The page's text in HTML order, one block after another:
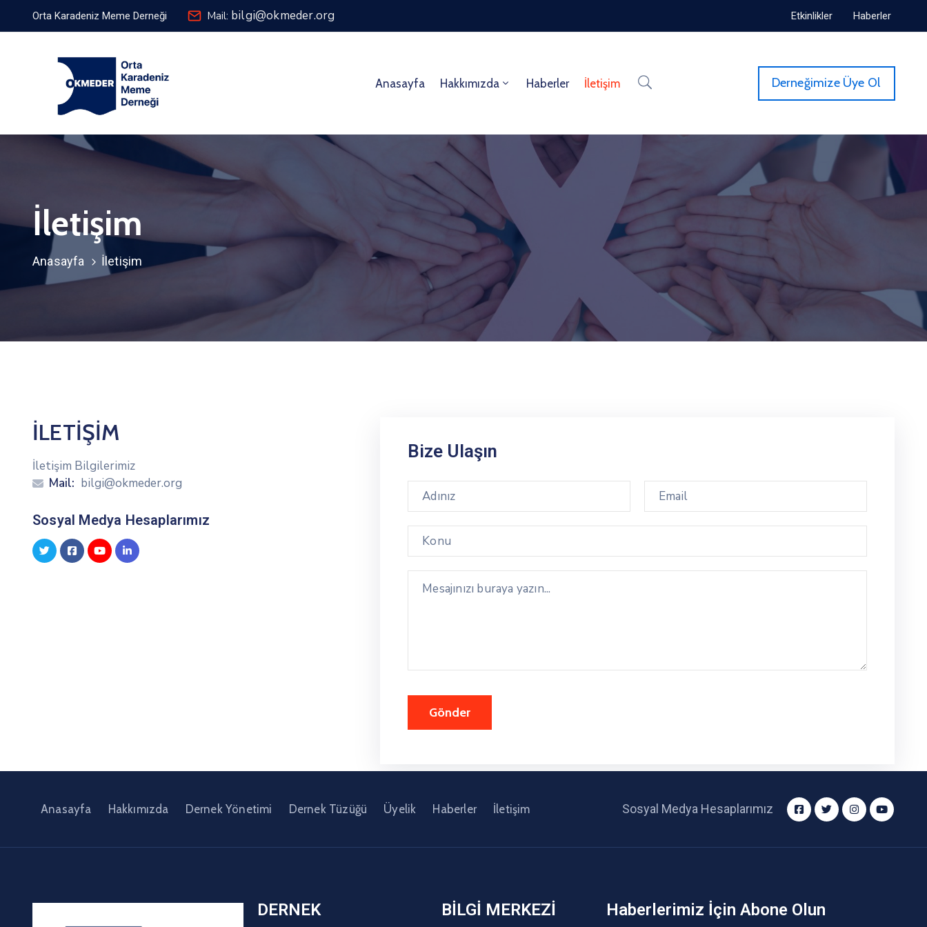
Orta Karadeniz Meme Derneği Mail: bilgi@okmeder.org Etkinlikler Haberler
Anasayfa Hakkımızda Haberler İletişim Derneğimize Üye Ol
İletişim
Anasayfa İletişim
İLETİŞİM
İletişim Bilgilerimiz
Mail: bilgi@okmeder.org
Sosyal Medya Hesaplarımız
Bize Ulaşın
Anasayfa Hakkımızda Dernek Yönetimi Dernek Tüzüğü Üyelik Haberler İletişim Sosyal Medya Hesaplarımız
DERNEK BİLGİ MERKEZİ Haberlerimiz İçin Abone Olun